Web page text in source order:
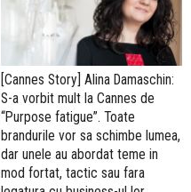
[Cannes Story] Alina Damaschin:
S-a vorbit mult la Cannes de
“Purpose fatigue”. Toate
brandurile vor sa schimbe lumea,
dar unele au abordat teme in
mod fortat, tactic sau fara